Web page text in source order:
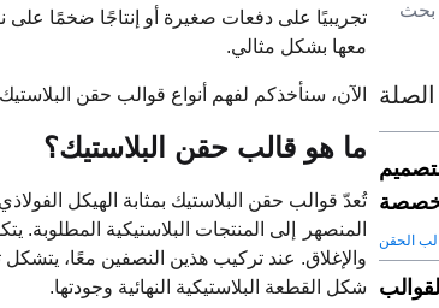
تجريبيًا على دفعات صغيرة أو إنتاجًا ضخمًا على
معها بشكل مثالي.
الآن، سنأخذكم لفهم أنواع قوالب حقن
ما هو قالب حقن البلاستيك؟
تُعدّ قوالب حقن البلاستيك بمثابة الهيكل
المنصهر
إلى المنتجات البلاستيكية المطلوبة.
والإغلاق. عند تركيب هذين النصفين معًا،
شكل القطعة البلاستيكية النهائية وجودتها.
الحقن